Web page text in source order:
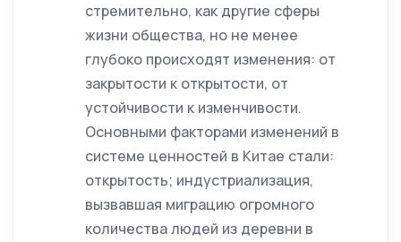
стремительно, как другие сферы
жизни общества, но не менее
глубоко происходят изменения: от
закрытости к открытости, от
устойчивости к изменчивости.
Основными факторами изменений в
системе ценностей в Китае стали:
открытость; индустриализация,
вызвавшая миграцию огромного
количества людей из деревни в